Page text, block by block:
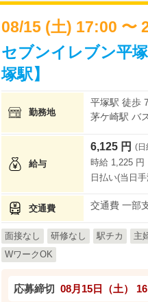
08/15 (土) 17:00 〜
セブンイレブン平
塚駅】
勤務地
平塚駅 徒歩
茅ケ崎駅 バ
給与
6,125 円 (日
時給 1,225 円
日払い(当日
交通費 交通費 一部
面接なし 研修なし 駅チカ 主
WワークOK
応募締切 08月15日（土）